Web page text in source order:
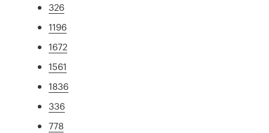
326
1196
1672
1561
1836
336
778